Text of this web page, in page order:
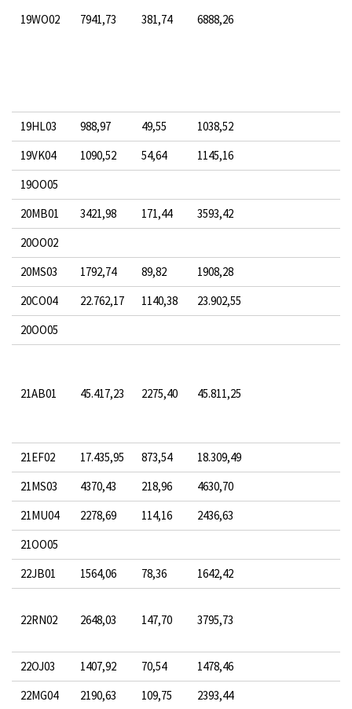
19WO02 7941,73 381,74 6888,26
19HL03 988,97 49,55
1038,52
19VK04
1090,52 54,64
1145,16
19OO05
20MB01
3421,98 171,44
3593,42
20OO02
20MS03
1792,74 89,82
1908,28
20CO04
22.762,17 1140,38
23.902,55
20OO05
21AB01 45.417,23 2275,40 45.811,25
21EF02 17.435,95 873,54
18.309,49
21MS03
4370,43 218,96
4630,70
21MU04
2278,69 114,16
2436,63
21OO05
22JB01
1564,06 78,36 1642,42
22RN02 2648,03 147,70 3795,73
22OJ03 1407,92 70,54
1478,46
22MG04
2190,63 109,75 2393,44